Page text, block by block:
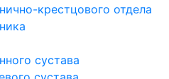
крестцового отдела
сустава